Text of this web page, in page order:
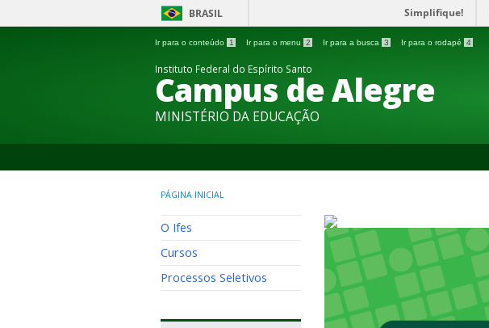
BRASIL Simplifique!
Ir para o conteúdo 1 Ir para o menu 2 Ir para a busca 3 Ir para o rodapé 4
Instituto Federal do Espírito Santo
Campus de Alegre
MINISTÉRIO DA EDUCAÇÃO
PÁGINA INICIAL
O Ifes
Cursos
Processos Seletivos